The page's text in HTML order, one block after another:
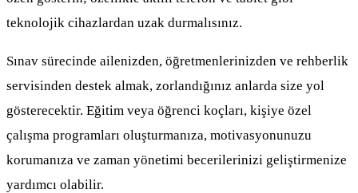
teknolojik cihazlardan uzak durmalısınız.
Sınav sürecinde ailenizden, öğretmenlerinizden ve rehberlik
servisinden destek almak, zorlandığınız anlarda size yol
gösterecektir. Eğitim veya öğrenci koçları, kişiye özel
çalışma programları oluşturmanıza, motivasyonunuzu
korumanıza ve zaman yönetimi becerilerinizi geliştirmenize
yardımcı olabilir.